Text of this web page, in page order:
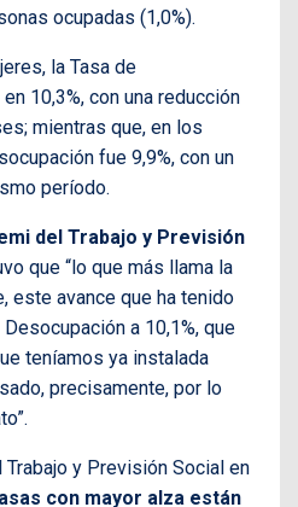
ocupadas (1,0%).
la Tasa de
10,3%, con una reducción
mientras que, en los
fue 9,9%, con un
período.
del Trabajo y Previsión
que “lo que más llama la
este avance que ha tenido
a 10,1%, que
teníamos ya instalada
precisamente, por lo
y Previsión Social en
con mayor alza están